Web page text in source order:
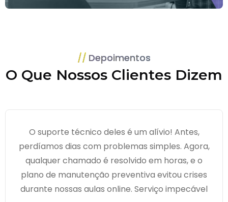
Depoimentos
O Que Nossos Clientes Dizem
O suporte técnico deles é um alívio! Antes,
perdíamos dias com problemas simples. Agora,
qualquer chamado é resolvido em horas, e o
plano de manutenção preventiva evitou crises
durante nossas aulas online. Serviço impecável